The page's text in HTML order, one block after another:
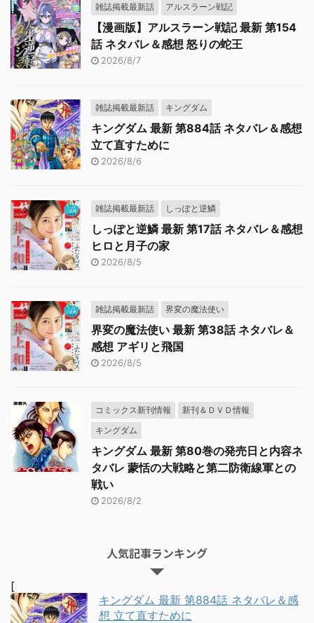
雑誌掲載最新話 アルスラーン戦記
【漫画版】アルスラーン戦記 最新 第154
話 ネタバレ＆感想 怒りの蛇王
2026/8/7
雑誌掲載最新話 キングダム
キングダム 最新 第884話 ネタバレ＆感想
立て直すために
2026/8/6
雑誌掲載最新話 しっぽと逆鱗
しっぽと逆鱗 最新 第17話 ネタバレ＆感想
ヒロと月子の家
2026/8/5
雑誌掲載最新話 界変の魔法使い
界変の魔法使い 最新 第38話 ネタバレ＆
感想 アギリと飛国
2026/8/5
コミックス新刊情報
新刊＆ＤＶＤ情報
キングダム
キングダム 最新 第80巻の発売日と内容ネ
タバレ 蒙恬の大戦略と第二防衛線軍との
戦い
2026/8/2
人気記事ランキング
[
キングダム 最新 第884話 ネタバレ＆感
想 立て直すために